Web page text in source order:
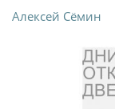
Алексей Сёмин